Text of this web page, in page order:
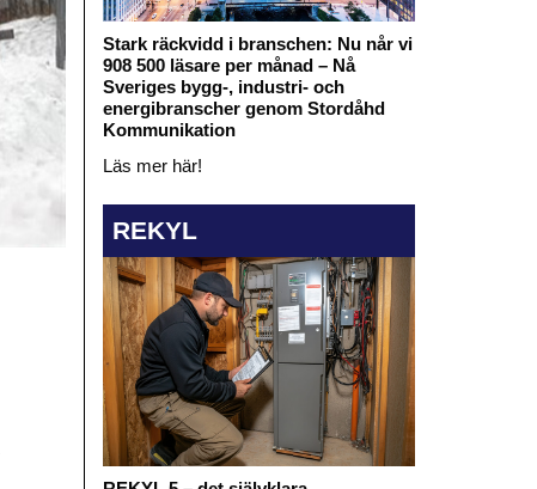
Stark räckvidd i branschen: Nu når vi
908 500 läsare per månad – Nå
Sveriges bygg-, industri- och
energibranscher genom Stordåhd
Kommunikation
Läs mer här!
REKYL